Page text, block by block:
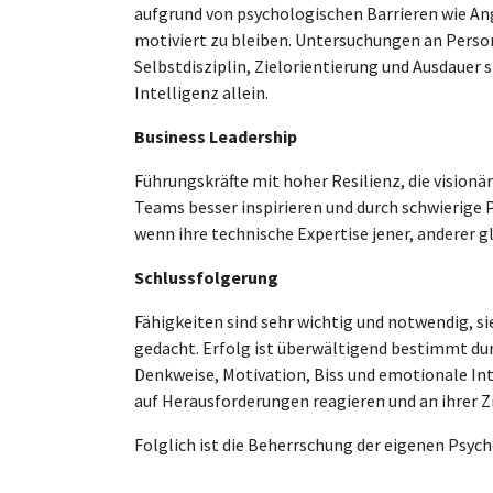
aufgrund von psychologischen Barrieren wie
motiviert zu bleiben. Untersuchungen an
Selbstdisziplin, Zielorientierung und Ausdauer
Intelligenz allein.
Business Leadership
Führungskräfte mit hoher Resilienz, die
Teams besser inspirieren und durch
wenn ihre technische Expertise jener, anderer
Schlussfolgerung
Fähigkeiten sind sehr wichtig und notwendig,
gedacht. Erfolg ist überwältigend bestimmt
Denkweise, Motivation, Biss und emotionale
auf Herausforderungen reagieren und an ihrer
Folglich ist die Beherrschung der eigenen